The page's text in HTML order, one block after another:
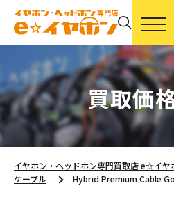
買取価
イヤホン・ヘッドホン専門買取店 e☆イヤ
ケーブル
Hybrid Premium Cable